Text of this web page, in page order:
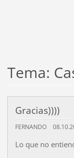
Tema:
Gracias))))
FERNANDO
Lo que no